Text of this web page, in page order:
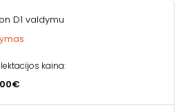
D1 valdymu
kaina: